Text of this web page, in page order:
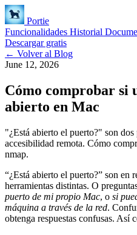
Portie
Funcionalidades Historial
Descargar gratis
← Volver al Blog
June 12, 2026
Cómo comprobar si
abierto en Mac
"¿Está abierto el puerto?" son
accesibilidad remota. Cómo
nmap.
“¿Está abierto el puerto?” son en
herramientas distintas. O
puerto de mi propio Mac, o si
máquina a través de la red.
obtenga respuestas confusas. Así